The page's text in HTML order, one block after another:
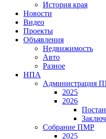
История края
Новости
Видео
Проекты
Объявления
Недвижимость
Авто
Разное
НПА
Администрация
2025
2026
Собрание ПМР
2025